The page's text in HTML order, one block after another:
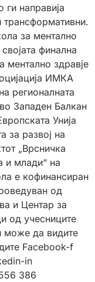
направија
трансформативни.
за ментално
финална
ментално здравје
ИМКА
регионалната
Западен Балкан
Унија
за развој на
„Врсничка
и млади“ на
е кофинансиран
од
и Центар за
од учесниците
може да видите
Facebook-f
in
386